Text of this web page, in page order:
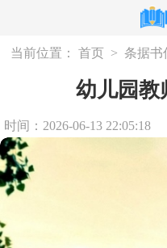
当前位置： 首页 > 条据书
幼儿园教
时间：2026-06-13 22:05:18